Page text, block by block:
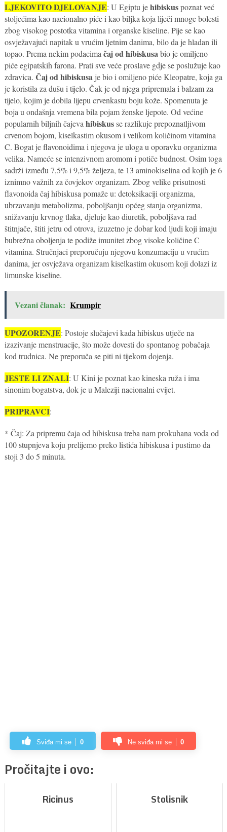
LJEKOVITO DJELOVANJE: U Egiptu jehibiskuspoznat već
stoljećima kao nacionalno piće i kao biljka koja liječi mnoge bolesti
zbog visokog postotka vitamina i organske kiseline. Pije se kao
osvježavajući napitak u vrućim ljetnim danima, bilo da je hladan ili
topao. Prema nekim podacima čaj od hibiskusabio je omiljeno
piće egipatskih farona. Prati sve veće proslave gdje se poslužuje kao
zdravica. Čaj od hibiskusa je bio i omiljeno piće Kleopatre, koja ga
je koristila za dušu i tijelo. Čak je od njega pripremala i balzam za
tijelo, kojim je dobila lijepu crvenkastu boju kože. Spomenuta je
boja u ondašnja vremena bila pojam ženske ljepote. Od većine
popularnih biljnih čajeva hibiskusse razlikuje prepoznatljivom
crvenom bojom, kiselkastim okusom i velikom količinom vitamina
C. Bogat je flavonoidima i njegova je uloga u oporavku organizma
velika. Nameće se intenzivnom aromom i potiče budnost. Osim toga
sadrži između 7,5% i 9,5% željeza, te 13 aminokiselina od kojih je 6
iznimno važnih za čovjekov organizam. Zbog velike prisutnosti
flavonoida čaj hibiskusa pomaže u: detoksikaciji organizma,
ubrzavanju metabolizma, poboljšanju općeg stanja organizma,
snižavanju krvnog tlaka, djeluje kao diuretik, poboljšava rad
štitnjače, štiti jetru od otrova, izuzetno je dobar kod ljudi koji imaju
bubrežna oboljenja te podiže imunitet zbog visoke količine C
vitamina. Stručnjaci preporučuju njegovu konzumaciju u vrućim
danima, jer osvježava organizam kiselkastim okusom koji dolazi iz
limunske kiseline.
Vezani članak: Krumpir
UPOZORENJE: Postoje slučajevi kada hibiskus utječe na
izazivanje menstruacije, što može dovesti do spontanog pobačaja
kod trudnica. Ne preporuča se piti ni tijekom dojenja.
JESTE LI ZNALI: U Kini je poznat kao kineska ruža i ima
sinonim bogatstva, dok je u Maleziji nacionalni cvijet.
PRIPRAVCI:
* Čaj: Za pripremu čaja od hibiskusa treba nam prokuhana voda od
100 stupnjeva koju prelijemo preko listića hibiskusa i pustimo da
stoji 3 do 5 minuta.
Sviđa mi se 0 Ne sviđa mi se 0
Pročitajte i ovo:
Ricinus Stolisnik